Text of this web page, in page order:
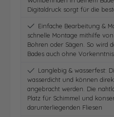
Digitaldruck sorgt für die
Einfache Bearbeitung &
schnelle Montage mithilfe
Bohren oder Sägen. So wird
Bades auch ohne
Langlebig & wasserfest:
wasserdicht und können
angebracht werden. Die
Platz für Schimmel und
darunterliegenden Fliesen